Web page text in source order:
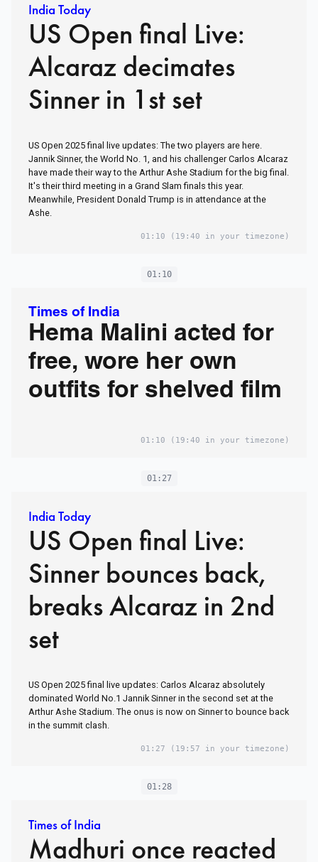
India Today
US Open final Live:
Alcaraz decimates
Sinner in 1st set
US Open 2025 final live updates: The two players are here.
Jannik Sinner, the World No. 1, and his challenger Carlos Alcaraz
have made their way to the Arthur Ashe Stadium for the big final.
It's their third meeting in a Grand Slam finals this year.
Meanwhile, President Donald Trump is in attendance at the
Ashe.
01:10 (19:40 in your timezone)
01:10
Times of India
Hema Malini acted for
free, wore her own
outfits for shelved film
01:10 (19:40 in your timezone)
01:27
India Today
US Open final Live:
Sinner bounces back,
breaks Alcaraz in 2nd
set
US Open 2025 final live updates: Carlos Alcaraz absolutely
dominated World No.1 Jannik Sinner in the second set at the
Arthur Ashe Stadium. The onus is now on Sinner to bounce back
in the summit clash.
01:27 (19:57 in your timezone)
01:28
Times of India
Madhuri once reacted